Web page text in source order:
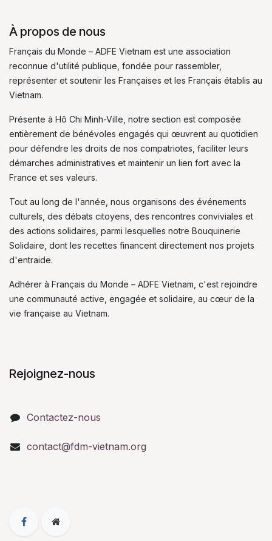
À propos de nous
Français du Monde – ADFE Vietnam est une association
reconnue d'utilité publique, fondée pour rassembler,
représenter et soutenir les Françaises et les Français établis au
Vietnam.
Présente à Hô Chi Minh-Ville, notre section est composée
entièrement de bénévoles engagés qui œuvrent au quotidien
pour défendre les droits de nos compatriotes, faciliter leurs
démarches administratives et maintenir un lien fort avec la
France et ses valeurs.
Tout au long de l'année, nous organisons des événements
culturels, des débats citoyens, des rencontres conviviales et
des actions solidaires, parmi lesquelles notre Bouquinerie
Solidaire, dont les recettes financent directement nos projets
d'entraide.
Adhérer à Français du Monde – ADFE Vietnam, c'est rejoindre
une communauté active, engagée et solidaire, au cœur de la
vie française au Vietnam.
Rejoignez-nous
Contactez-nous
contact@fdm-vietnam.org